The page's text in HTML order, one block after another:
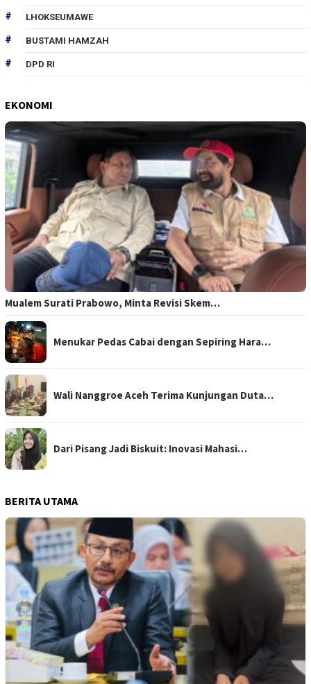
LHOKSEUMAWE
BUSTAMI HAMZAH
DPD RI
EKONOMI
Mualem Surati Prabowo, Minta Revisi Skem…
Menukar Pedas Cabai dengan Sepiring Hara…
Wali Nanggroe Aceh Terima Kunjungan Duta…
Dari Pisang Jadi Biskuit: Inovasi Mahasi…
BERITA UTAMA